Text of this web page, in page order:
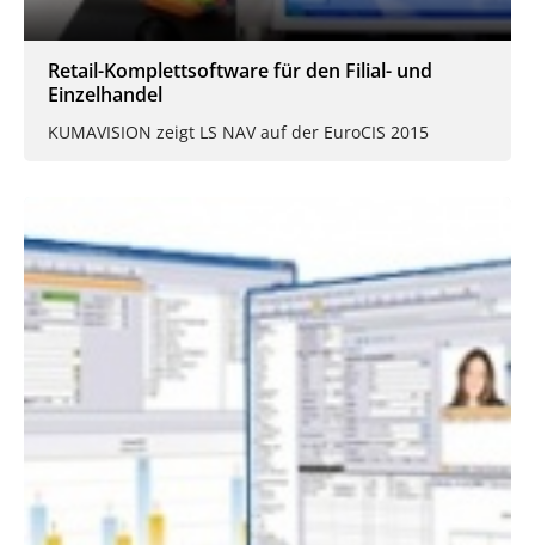
Retail-Komplettsoftware für den Filial- und
Einzelhandel
KUMAVISION zeigt LS NAV auf der EuroCIS 2015